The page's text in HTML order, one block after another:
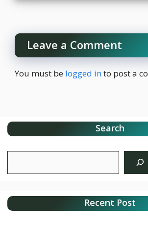
Leave a Comment
You must be logged into post a
Search
Recent Post